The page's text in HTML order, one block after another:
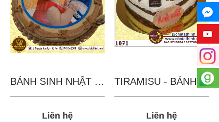
BÁNH SINH NHẬT IN...
Liên hệ
TIRAMISU - BÁNH TẶNG...
Liên hệ